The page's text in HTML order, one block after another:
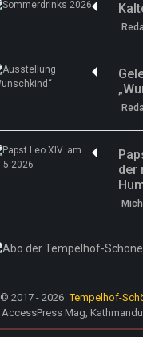
der
© 2017 - 2026 Tempelhof-
AccessPress Mag, Kathmandu